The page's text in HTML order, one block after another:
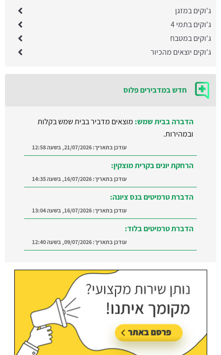
ג'וקים במזגן
ג'וקים בתמי 4
ג'וקים במטבח
ג'וקים יוצאים מהכיור
חדש במדבירים פלוס
הדברה בבית שמש: מוצאים מדביר בבית שמש בקלות
ובמהירות.
עודכן בתאריך:21/07/2026, בשעה 12:58
הרחקת יונים בקרית מוצקין:
עודכן בתאריך:16/07/2026, בשעה 14:35
הדברת טרמיטים בנס ציונה:
עודכן בתאריך:16/07/2026, בשעה 13:04
הדברת טרמיטים בלוד:
עודכן בתאריך:09/07/2026, בשעה 12:40
ברמת השרון והסביבה
עודכן בתאריך:21/07/2026, בשעה 12:58